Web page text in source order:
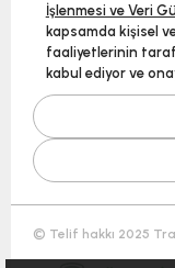
İşlenmesi ve Veri
kapsamda kişisel
faaliyetlerinin
kabul ediyor ve
© Telif hakkı 2025